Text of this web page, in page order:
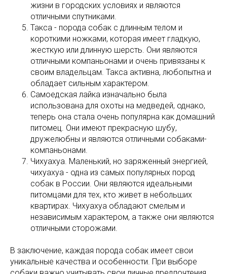
жизни в городских условиях и являются
отличными спутниками.
Такса - порода собак с длинным телом и
короткими ножками, которая имеет гладкую,
жесткую или длинную шерсть. Они являются
отличными компаньонами и очень привязаны к
своим владельцам. Такса активна, любопытна и
обладает сильным характером.
Самоедская лайка изначально была
использована для охоты на медведей, однако,
теперь она стала очень популярна как домашний
питомец. Они имеют прекрасную шубу,
дружелюбны и являются отличными собаками-
компаньонами.
Чихуахуа. Маленький, но заряженный энергией,
чихуахуа - одна из самых популярных пород
собак в России. Они являются идеальными
питомцами для тех, кто живет в небольших
квартирах. Чихуахуа обладают смелым и
независимым характером, а также они являются
отличными сторожами.
В заключение, каждая порода собак имеет свои
уникальные качества и особенности. При выборе